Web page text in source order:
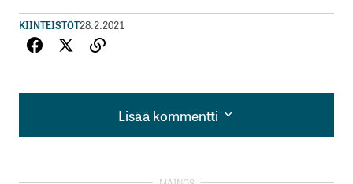
KIINTEISTÖT28.2.2021
Lisää kommentti
Lisää kommentti